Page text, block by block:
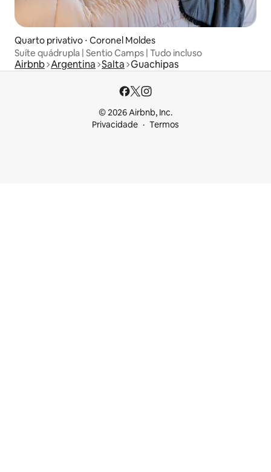
Quarto privativo ⋅ Coronel Moldes
Suíte quádrupla | Sentio Camps | Tudo incluso
Airbnb Argentina Salta Guachipas
© 2026 Airbnb, Inc.
Privacidade
Termos